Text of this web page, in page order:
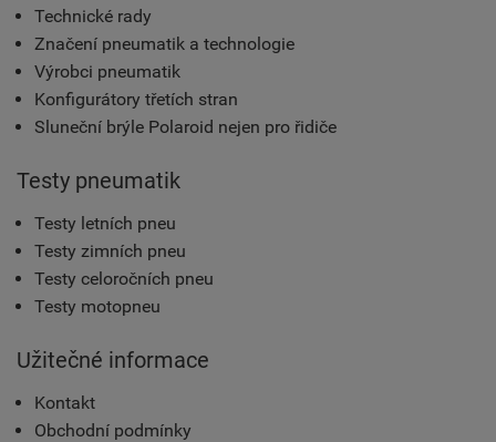
Technické rady
Značení pneumatik a technologie
Výrobci pneumatik
Konfigurátory třetích stran
Sluneční brýle Polaroid nejen pro řidiče
Testy pneumatik
Testy letních pneu
Testy zimních pneu
Testy celoročních pneu
Testy motopneu
Užitečné informace
Kontakt
Obchodní podmínky